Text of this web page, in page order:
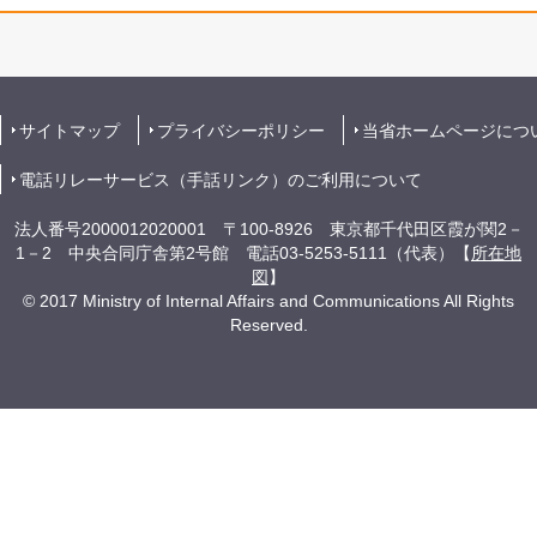
サイトマップ プライバシーポリシー 当省ホームページにつ
電話リレーサービス（手話リンク）のご利用について
法人番号2000012020001 〒100-8926 東京都千代田区霞が関2－
1－2 中央合同庁舎第2号館 電話03-5253-5111（代表）【所在地
図 】
© 2017 Ministry of Internal Affairs and Communications All Rights
Reserved.